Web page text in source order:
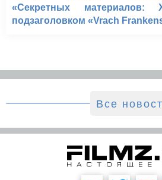
«Секретных
подзаголовком «Vrach
Все